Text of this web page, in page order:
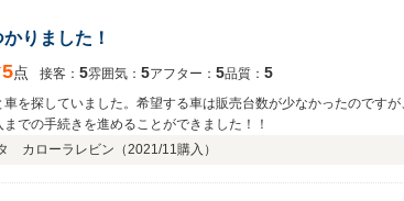
りました！
5点 接客： 5雰囲気： 5アフター： 5品質： 5
を探していました。希望する車は販売台数が少なかったのです
での手続きを進めることができました！！
カローラレビン（2021/11購入）